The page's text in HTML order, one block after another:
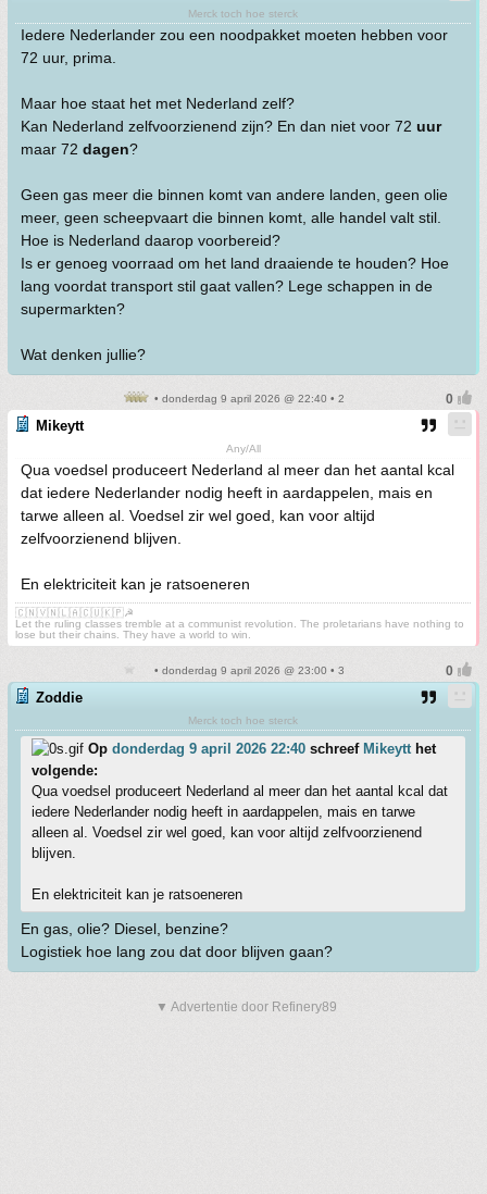
Merck toch hoe sterck
Iedere Nederlander zou een noodpakket moeten hebben voor
72 uur, prima.
Maar hoe staat het met Nederland zelf?
Kan Nederland zelfvoorzienend zijn? En dan niet voor 72 uur
maar 72 dagen?
Geen gas meer die binnen komt van andere landen, geen olie
meer, geen scheepvaart die binnen komt, alle handel valt stil.
Hoe is Nederland daarop voorbereid?
Is er genoeg voorraad om het land draaiende te houden? Hoe
lang voordat transport stil gaat vallen? Lege schappen in de
supermarkten?
Wat denken jullie?
• donderdag 9 april 2026 @ 22:40 • 2
Mikeytt
Any/All
Qua voedsel produceert Nederland al meer dan het aantal kcal
dat iedere Nederlander nodig heeft in aardappelen, mais en
tarwe alleen al. Voedsel zir wel goed, kan voor altijd
zelfvoorzienend blijven.
En elektriciteit kan je ratsoeneren
🇨🇳🇻🇳🇱🇦🇨🇺🇰🇵☭
Let the ruling classes tremble at a communist revolution. The proletarians have nothing to
lose but their chains. They have a world to win.
• donderdag 9 april 2026 @ 23:00 • 3
Zoddie
Merck toch hoe sterck
Op donderdag 9 april 2026 22:40 schreef Mikeytthet
volgende:
Qua voedsel produceert Nederland al meer dan het aantal kcal dat
iedere Nederlander nodig heeft in aardappelen, mais en tarwe
alleen al. Voedsel zir wel goed, kan voor altijd zelfvoorzienend
blijven.
En elektriciteit kan je ratsoeneren
En gas, olie? Diesel, benzine?
Logistiek hoe lang zou dat door blijven gaan?
▼ Advertentie door Refinery89